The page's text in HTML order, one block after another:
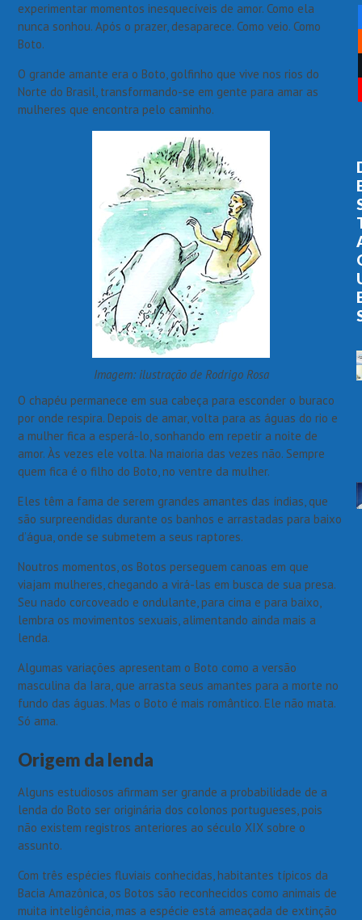
experimentar momentos inesquecíveis de amor. Como ela
nunca sonhou. Após o prazer, desaparece. Como veio. Como
Boto.
O grande amante era o Boto, golfinho que vive nos rios do
Norte do Brasil, transformando-se em gente para amar as
mulheres que encontra pelo caminho.
Imagem: ilustração de Rodrigo Rosa
O chapéu permanece em sua cabeça para esconder o buraco
por onde respira. Depois de amar, volta para as águas do rio e
a mulher fica a esperá-lo, sonhando em repetir a noite de
amor. Às vezes ele volta. Na maioria das vezes não. Sempre
quem fica é o filho do Boto, no ventre da mulher.
Eles têm a fama de serem grandes amantes das índias, que
são surpreendidas durante os banhos e arrastadas para baixo
d’água, onde se submetem a seus raptores.
Noutros momentos, os Botos perseguem canoas em que
viajam mulheres, chegando a virá-las em busca de sua presa.
Seu nado corcoveado e ondulante, para cima e para baixo,
lembra os movimentos sexuais, alimentando ainda mais a
lenda.
Algumas variações apresentam o Boto como a versão
masculina da Iara, que arrasta seus amantes para a morte no
fundo das águas. Mas o Boto é mais romântico. Ele não mata.
Só ama.
Origem da lenda
Alguns estudiosos afirmam ser grande a probabilidade de a
lenda do Boto ser originária dos colonos portugueses, pois
não existem registros anteriores ao século XIX sobre o
assunto.
Com três espécies fluviais conhecidas, habitantes típicos da
Bacia Amazônica, os Botos são reconhecidos como animais de
muita inteligência, mas a espécie está ameaçada de extinção